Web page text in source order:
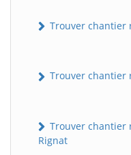
Trouver chantier
Trouver chantier
Trouver chantier
Rignat